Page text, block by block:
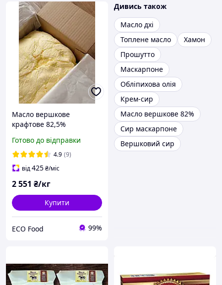
Масло вершкове
крафтове 82,5%
Готово до відправки
4.9 (9)
від425₴/міс
2 551 ₴/кг
Купити
ECO Food 99%
Дивись також
Масло дхі
Топлене масло
Хамон
Прошутто
Маскарпоне
Обліпихова олія
Крем-сир
Масло вершкове 82%
Сир маскарпоне
Вершковий сир